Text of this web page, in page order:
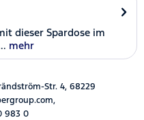
dieser Spardose im
mehr
Str. 4, 68229
983 0